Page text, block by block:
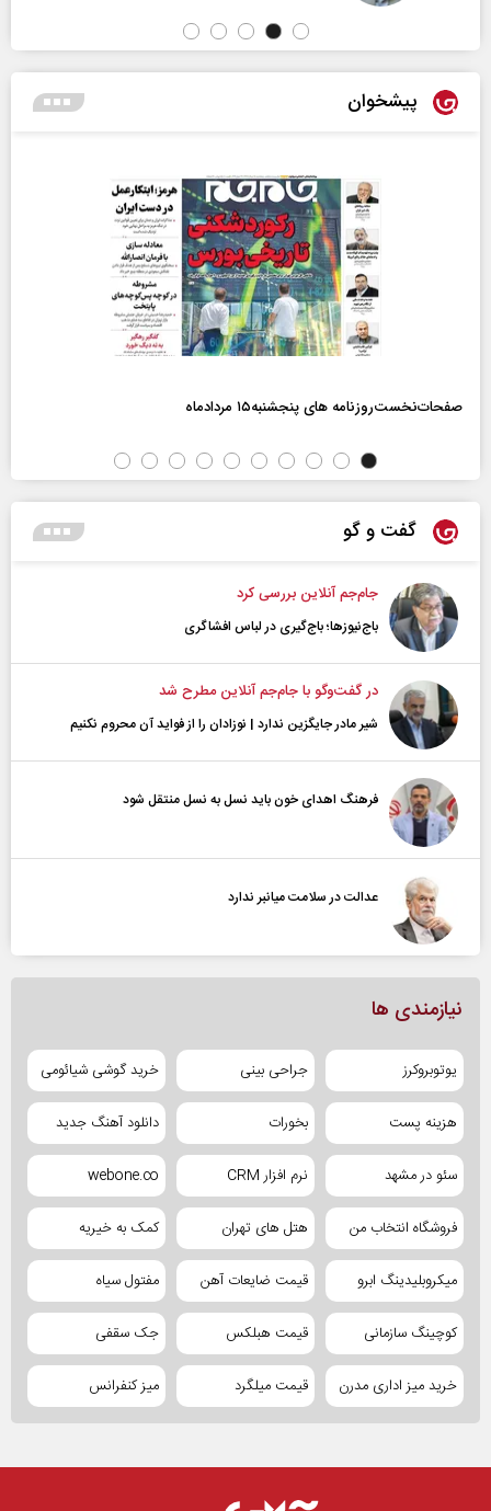
پیشخوان
صفحات‌نخست‌روزنامه ها‌ی پنجشنبه‌۱۵ مردادماه
گفت و گو
جام‌جم آنلاین بررسی کرد
باج‌نیوزها؛ باج‌گیری در لباس افشاگری
در گفت‌و‌گو با جام‌جم آنلاین مطرح شد
شیر مادر جایگزین ندارد | نوزادان را از فواید آن محروم نکنیم
فرهنگ اهدای خون باید نسل به نسل منتقل شود
عدالت در سلامت میانبر ندارد
نیازمندی ها
یوتوبروکرز جراحی بینی خرید گوشی شیائومی
هزینه پست بخورات دانلود آهنگ جدید
سئو در مشهد نرم افزار CRM webone.co
فروشگاه انتخاب من هتل های تهران کمک به خیریه
میکروبلیدینگ ابرو قیمت ضایعات آهن مفتول سیاه
کوچینگ سازمانی قیمت هبلکس جک سقفی
خرید میز اداری مدرن قیمت میلگرد میز کنفرانس